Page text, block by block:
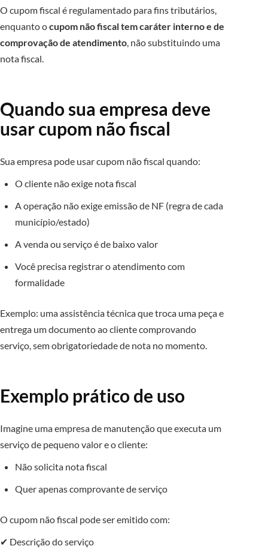
O cupom fiscal é regulamentado para fins tributários,
enquanto ocupom não fiscal tem caráter interno e de
comprovação de atendimento, não substituindo uma
nota fiscal.
Quando sua empresa deve
usar cupom não fiscal
Sua empresa pode usar cupom não fiscal quando:
O cliente não exige nota fiscal
A operação não exige emissão de NF (regra de cada
município/estado)
A venda ou serviço é de baixo valor
Você precisa registrar o atendimento com
formalidade
Exemplo: uma assistência técnica que troca uma peça e
entrega um documento ao cliente comprovando
serviço, sem obrigatoriedade de nota no momento.
Exemplo prático de uso
Imagine uma empresa de manutenção que executa um
serviço de pequeno valor e o cliente:
Não solicita nota fiscal
Quer apenas comprovante de serviço
O cupom não fiscal pode ser emitido com:
✔ Descrição do serviço